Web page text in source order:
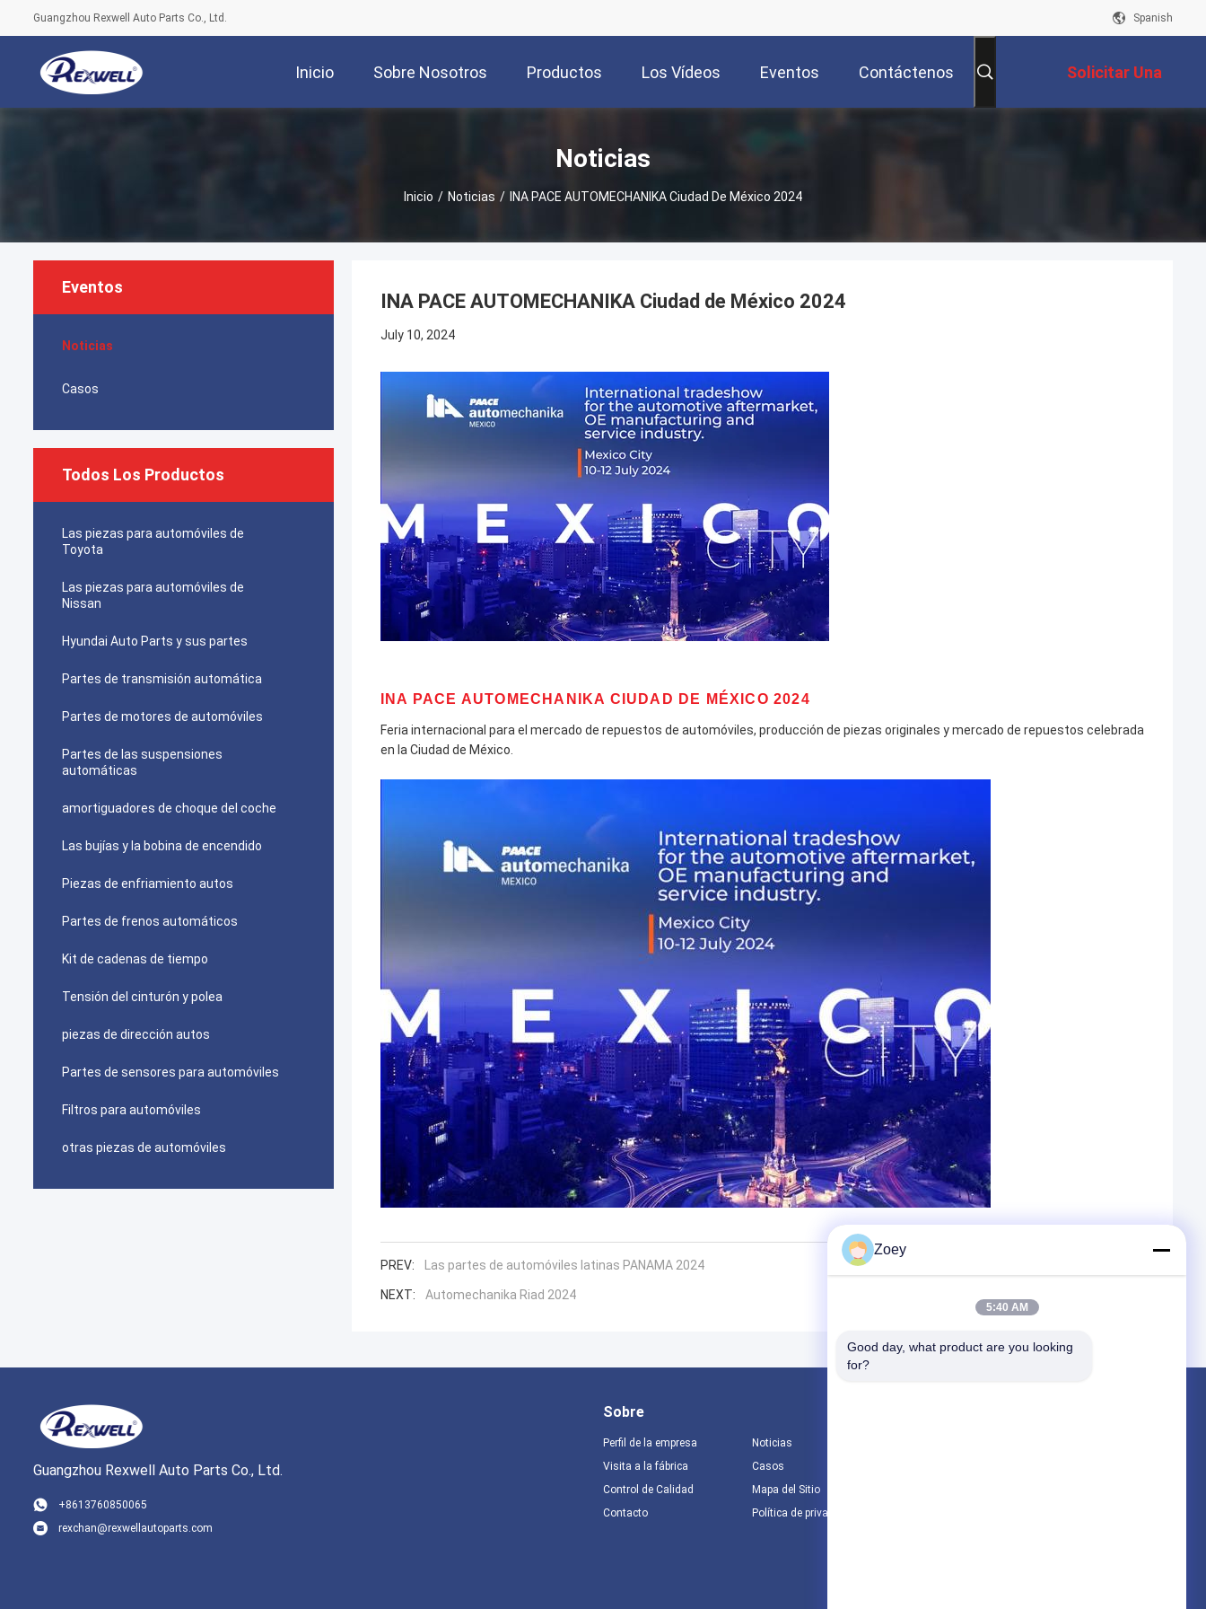
Guangzhou Rexwell Auto Parts Co., Ltd. Spanish
Inicio Sobre Nosotros Productos Los Vídeos Eventos Contáctenos Solicitar Una
Cotización
Noticias
Inicio / Noticias / INA PACE AUTOMECHANIKA Ciudad De México 2024
Eventos
Noticias
Casos
Todos Los Productos
Las piezas para automóviles de
Toyota
Las piezas para automóviles de
Nissan
Hyundai Auto Parts y sus partes
Partes de transmisión automática
Partes de motores de automóviles
Partes de las suspensiones
automáticas
amortiguadores de choque del coche
Las bujías y la bobina de encendido
Piezas de enfriamiento autos
Partes de frenos automáticos
Kit de cadenas de tiempo
Tensión del cinturón y polea
piezas de dirección autos
Partes de sensores para automóviles
Filtros para automóviles
otras piezas de automóviles
INA PACE AUTOMECHANIKA Ciudad de México 2024
July 10, 2024
INA PACE AUTOMECHANIKA CIUDAD DE MÉXICO 2024
Feria internacional para el mercado de repuestos de automóviles, producción de piezas originales y mercado de repuestos celebrada
en la Ciudad de México.
PREV: Las partes de automóviles latinas PANAMA 2024
NEXT: Automechanika Riad 2024
Guangzhou Rexwell Auto Parts Co., Ltd.
+8613760850065
rexchan@rexwellautoparts.com
Sobre
Perfil de la empresa
Visita a la fábrica
Control de Calidad
Contacto
Noticias
Casos
Mapa del Sitio
Política de privacidad
Zoey
5:40 AM
Good day, what product are you looking
for?